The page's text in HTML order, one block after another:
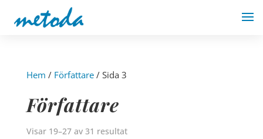
Hem / Författare/ Sida 3
Författare
Visar 19–27 av 31 resultat